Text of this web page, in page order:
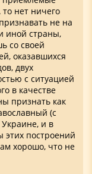
нет ничего
не на
иной страны,
со своей
оказавшихся
двух
с ситуацией
в качестве
признать как
(с
Украине, и в
этих построений
хорошо, что не